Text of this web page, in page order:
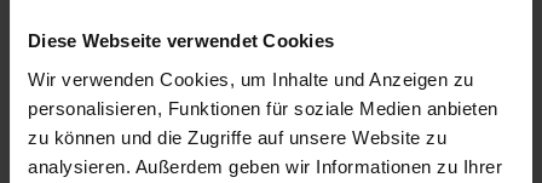
Diese Webseite verwendet Cookies
Wir verwenden Cookies, um Inhalte und Anzeigen zu
personalisieren, Funktionen für soziale Medien anbieten
zu können und die Zugriffe auf unsere Website zu
analysieren. Außerdem geben wir Informationen zu Ihrer
dekorativ zu einem lebendigen Muster. Die Tapete
spielt mit Rhythmus und Bewegung, wirkt verspielt
und zugleich harmonisch – ein Design voller
Kreativität und Charakter.